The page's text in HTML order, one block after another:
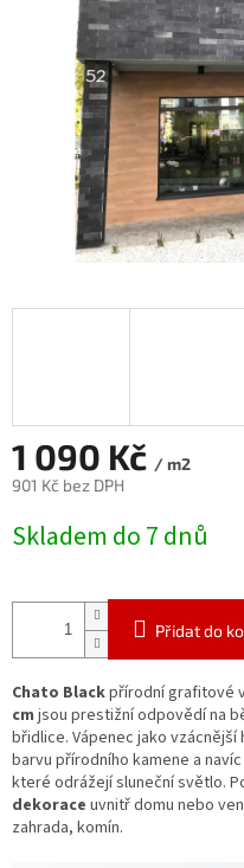
1 090 Kč / m2
901 Kč bez DPH
cena:
Skladem do 7 dnů
Přidat do
Chato Blackpřírodní grafitové
cm jsou prestižní odpovědí na
břidlice. Vápenec jako vzácnější
barvu přírodního kamene a
které odrážejí sluneční světlo.
dekorace uvnitř domu nebo
zahrada, komín.